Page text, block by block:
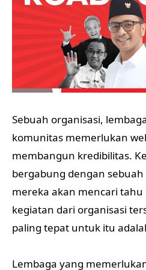
Sebuah organisasi,
komunitas memerlukan
membangun kredibilitas.
bergabung dengan
mereka akan mencari
kegiatan dari organisasi
paling tepat untuk itu
Lembaga yang